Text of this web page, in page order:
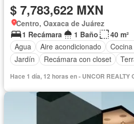
$ 7,783,622 MXN
Centro, Oaxaca de Juárez
1 Recámara
1 Baño
40 m²
Agua
Aire acondicionado
Jardín
Recámara con closet
Hace 1 día, 12 horas en - UNCOR REALTY